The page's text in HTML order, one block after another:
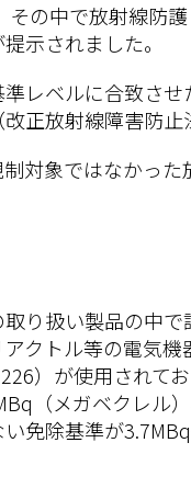
その中で放射線防
示されました。
レベルに合致さ
正放射線障害防
対象ではなかっ
り扱い製品の中
クトル等の電気
226）が使用され
（メガベクレル
免除基準が